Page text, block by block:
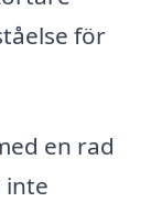
för
en rad
inte